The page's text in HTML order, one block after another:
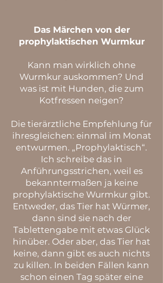
Das Märchen von der
prophylaktischen Wurmkur
Kann man wirklich ohne
Wurmkur auskommen? Und
was ist mit Hunden, die zum
Kotfressen neigen?
Die tierärztliche Empfehlung für
ihresgleichen: einmal im Monat
entwurmen. „Prophylaktisch“.
Ich schreibe das in
Anführungsstrichen, weil es
bekanntermaßen ja keine
prophylaktische Wurmkur gibt.
Entweder, das Tier hat Würmer,
dann sind sie nach der
Tablettengabe mit etwas Glück
hinüber. Oder aber, das Tier hat
keine, dann gibt es auch nichts
zu killen. In beiden Fällen kann
schon einen Tag später eine